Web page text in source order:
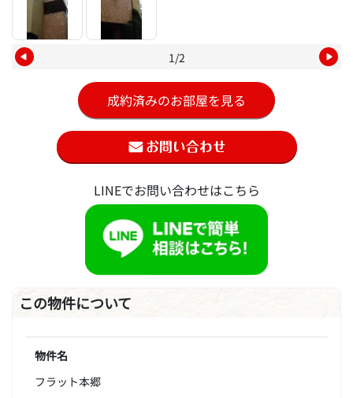
1/2
成約済みのお部屋を見る
LINEでお問い合わせはこちら
この物件について
物件名
フラット本郷